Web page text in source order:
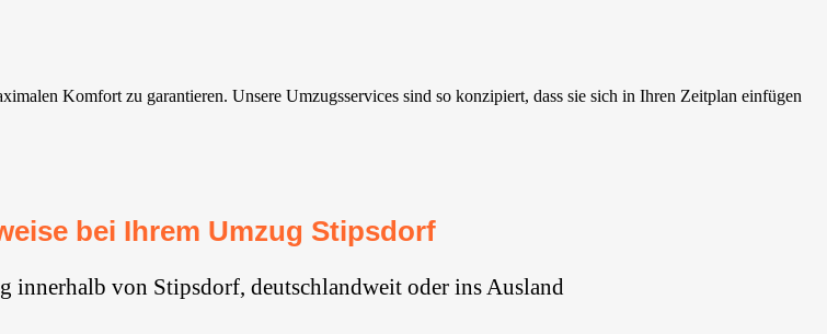
Komfort zu garantieren. Unsere Umzugsservices sind so konzipiert, dass sie sich in Ihren Zeitplan einfügen
bei Ihrem Umzug Stipsdorf
innerhalb von Stipsdorf, deutschlandweit oder ins Ausland